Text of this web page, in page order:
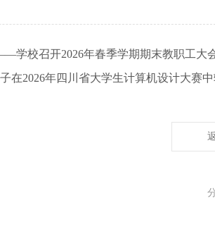
学校召开2026年春季学期期末教职工大
在2026年四川省大学生计算机设计大赛